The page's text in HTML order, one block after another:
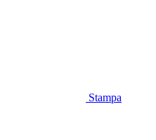
Stampa